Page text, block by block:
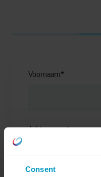
Consent
Voornaam*
Achternaam*